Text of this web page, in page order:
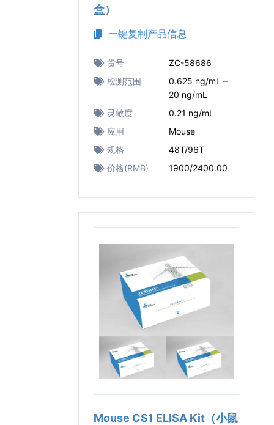
盒）
一键复制产品信息
货号
ZC-58686
检测范围
0.625 ng/mL –
20 ng/mL
灵敏度
0.21 ng/mL
应用
Mouse
规格
48T/96T
价格(RMB)
1900/2400.00
Mouse CS1 ELISA Kit（小鼠